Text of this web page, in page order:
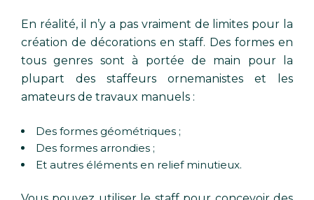
En réalité, il n’y a pas vraiment de limites pour la
création de décorations en staff. Des formes en
tous genres sont à portée de main pour la
plupart des staffeurs ornemanistes et les
amateurs de travaux manuels :
Des formes géométriques ;
Des formes arrondies ;
Et autres éléments en relief minutieux.